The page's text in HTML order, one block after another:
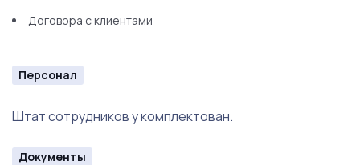
Договора с клиентами
Персонал
Штат сотрудников у комплектован.
Документы